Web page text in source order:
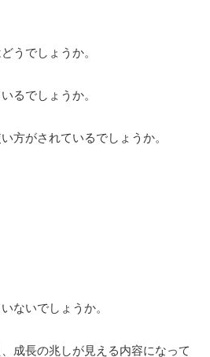
うでしょうか。
るでしょうか。
方がされているでしょうか。
ないでしょうか。
成長の兆しが見える内容になって